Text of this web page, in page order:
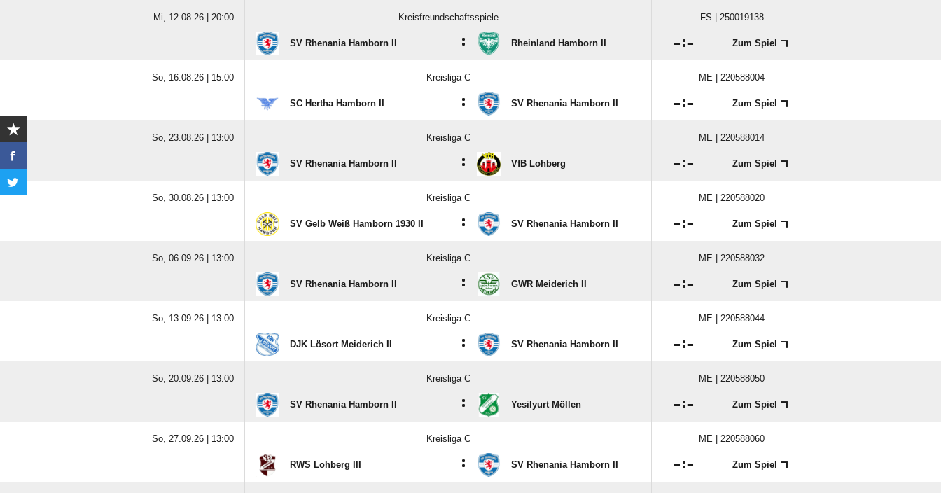
Mi, 12.08.26 | 20:00 Kreisfreundschaftsspiele FS | 250019138
SV Rhenania Hamborn II : Rheinland Hamborn II : Zum Spiel
So, 16.08.26 | 15:00 Kreisliga C ME | 220588004
SC Hertha Hamborn II : SV Rhenania Hamborn II : Zum Spiel
So, 23.08.26 | 13:00 Kreisliga C ME | 220588014
SV Rhenania Hamborn II : VfB Lohberg : Zum Spiel
So, 30.08.26 | 13:00 Kreisliga C ME | 220588020
SV Gelb Weiß Hamborn 1930 II : SV Rhenania Hamborn II : Zum Spiel
So, 06.09.26 | 13:00 Kreisliga C ME | 220588032
SV Rhenania Hamborn II : GWR Meiderich II : Zum Spiel
So, 13.09.26 | 13:00 Kreisliga C ME | 220588044
DJK Lösort Meiderich II : SV Rhenania Hamborn II : Zum Spiel
So, 20.09.26 | 13:00 Kreisliga C ME | 220588050
SV Rhenania Hamborn II : Yesilyurt Möllen : Zum Spiel
So, 27.09.26 | 13:00 Kreisliga C ME | 220588060
RWS Lohberg III : SV Rhenania Hamborn II : Zum Spiel